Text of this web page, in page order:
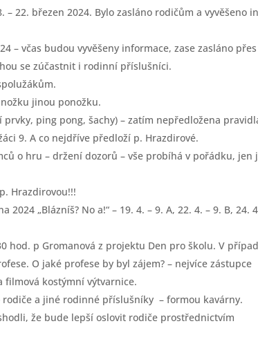
22. březen 2024. Bylo zasláno rodičům a vyvěšeno
– včas budou vyvěšeny informace, zase zasláno přes
se zúčastnit i rodinní příslušníci.
jinou ponožku.
ping pong, šachy) – zatím nepředložena
9. A co nejdříve předloží p. Hrazdirové.
o hru – držení dozorů – vše probíhá v pořádku, jen
Hrazdirovou!!!
„Blázníš? No a!“ – 19. 4. – 9. A, 22. 4. – 9. B, 24.
hod. p Gromanová z projektu Den pro školu. V
O jaké profese by byl zájem? – nejvíce zástupce
filmová kostýmní výtvarnice.
a jiné rodinné příslušníky – formou kavárny.
že bude lepší oslovit rodiče prostřednictvím